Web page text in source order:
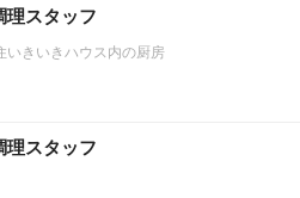
理スタッフ
いきいきハウス内の厨房
理スタッフ